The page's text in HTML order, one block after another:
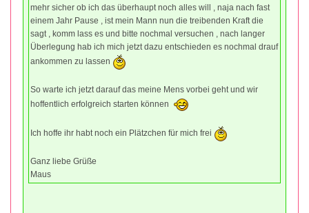
mehr sicher ob ich das überhaupt noch alles will , naja nach fast
einem Jahr Pause , ist mein Mann nun die treibenden Kraft die
sagt , komm lass es und bitte nochmal versuchen , nach langer
Überlegung hab ich mich jetzt dazu entschieden es nochmal drauf
ankommen zu lassen
So warte ich jetzt darauf das meine Mens vorbei geht und wir
hoffentlich erfolgreich starten können
Ich hoffe ihr habt noch ein Plätzchen für mich frei
Ganz liebe Grüße
Maus